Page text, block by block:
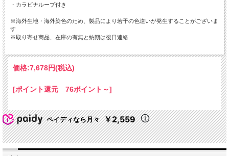
・カラビナループ付き
※海外生地・海外染色のため、製品により若干の色違いが発生することがございま
す
※取り寄せ商品、在庫の有無と納期は後日連絡
価格:7,678円(税込)
[ポイント還元 76ポイント～]
ペイディなら月々 ￥2,559